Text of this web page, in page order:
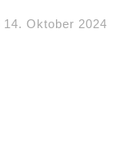
14. Oktober 2024